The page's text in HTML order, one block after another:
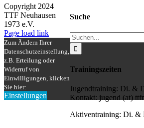
Facebook
X
Reddit
LinkedIn
WhatsApp
Tumblr
Pinterest
Vk
Xing
E-
Mail
Suche
Suche
nach:
Trainingszeiten
Jugendtraining: Di. &
Kontakt: jugend (at)
Aktiventraining: Di. &
Copyright 2024
TTF Neuhausen
1973 e.V.
Facebook
Instagram
Page load link
Zum Ändern Ihrer
Datenschutzeinstellung,
z.B. Erteilung oder
Widerruf von
Einwilligungen, klicken
Sie hier:
Einstellungen